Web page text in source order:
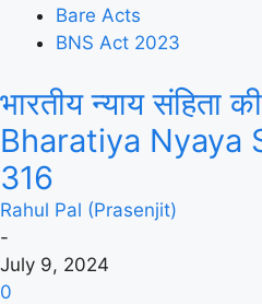
Bare Acts
BNS Act 2023
भारतीय न्याय संहिता
Bharatiya Nyaya
316
Rahul Pal (Prasenjit)
-
July 9, 2024
0